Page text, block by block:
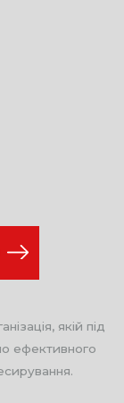
якій під
ефективного